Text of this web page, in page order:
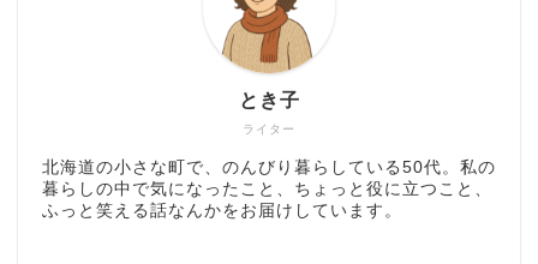
ライター
とき子
北海道の小さな町で、のんびり暮らしている50代。私の
暮らしの中で気になったこと、ちょっと役に立つこと、
ふっと笑える話なんかをお届けしています。